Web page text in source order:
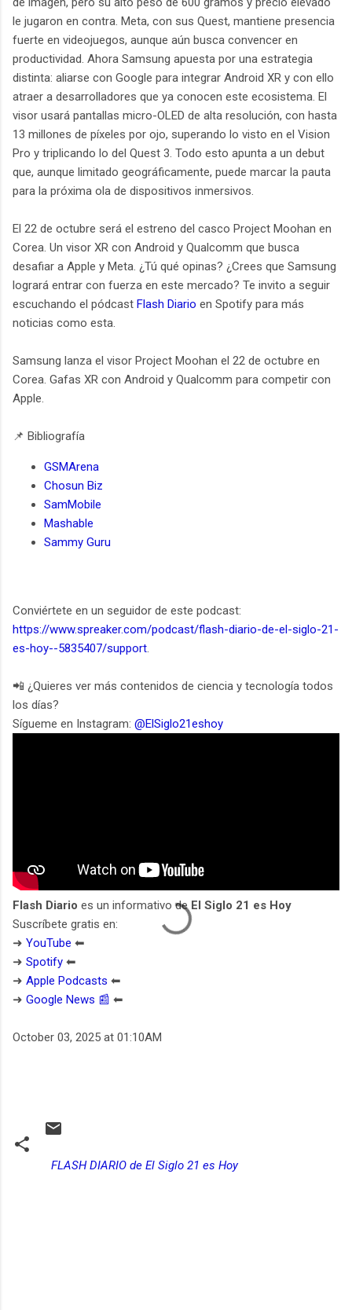
le jugaron en contra. Meta, con sus Quest, mantiene presencia
fuerte en videojuegos, aunque aún busca convencer en
productividad. Ahora Samsung apuesta por una estrategia
distinta: aliarse con Google para integrar Android XR y con ello
atraer a desarrolladores que ya conocen este ecosistema. El
visor usará pantallas micro-OLED de alta resolución, con hasta
13 millones de píxeles por ojo, superando lo visto en el Vision
Pro y triplicando lo del Quest 3. Todo esto apunta a un debut
que, aunque limitado geográficamente, puede marcar la pauta
para la próxima ola de dispositivos inmersivos.
El 22 de octubre será el estreno del casco Project Moohan en
Corea. Un visor XR con Android y Qualcomm que busca
desafiar a Apple y Meta. ¿Tú qué opinas? ¿Crees que Samsung
logrará entrar con fuerza en este mercado? Te invito a seguir
escuchando el pódcast Flash Diario en Spotify para más
noticias como esta.
Samsung lanza el visor Project Moohan el 22 de octubre en
Corea. Gafas XR con Android y Qualcomm para competir con
Apple.
📌 Bibliografía
GSMArena
Chosun Biz
SamMobile
Mashable
Sammy Guru
Conviértete en un seguidor de este podcast:
https://www.spreaker.com/podcast/flash-diario-de-el-siglo-21-
es-hoy--5835407/support.
📲 ¿Quieres ver más contenidos de ciencia y tecnología todos
los días?
Sígueme en Instagram: @ElSiglo21eshoy
Flash Diario es un informativo de El Siglo 21 es Hoy
Suscríbete gratis en:
➜ YouTube ⬅︎
➜ Spotify ⬅︎
➜ Apple Podcasts ⬅︎
➜ Google News 📰 ⬅︎
October 03, 2025 at 01:10AM
FLASH DIARIO de El Siglo 21 es Hoy